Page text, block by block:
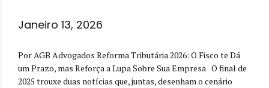
Janeiro 13, 2026
Por AGB Advogados Reforma Tributária 2026: O Fisco te Dá
um Prazo, mas Reforça a Lupa Sobre Sua Empresa O final de
2025 trouxe duas notícias que, juntas, desenham o cenário